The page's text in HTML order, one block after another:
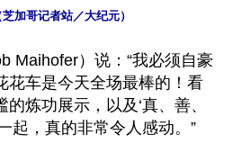
加哥记者站／大纪元）
Maihofer）说：“我必须自豪
花车是今天全场最棒的！看
炼功展示，以及‘真、善、
起，真的非常令人感动。”